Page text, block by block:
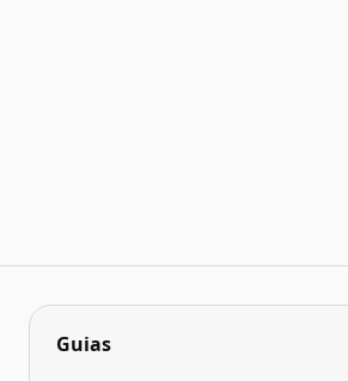
Guias